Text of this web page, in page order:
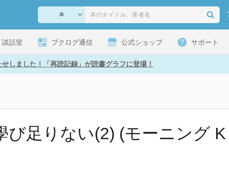
談話室 ブクログ通信 公式ショップ サポート
せしました！「再読記録」が読書グラフに登場！
び足りない(2) (モーニング K